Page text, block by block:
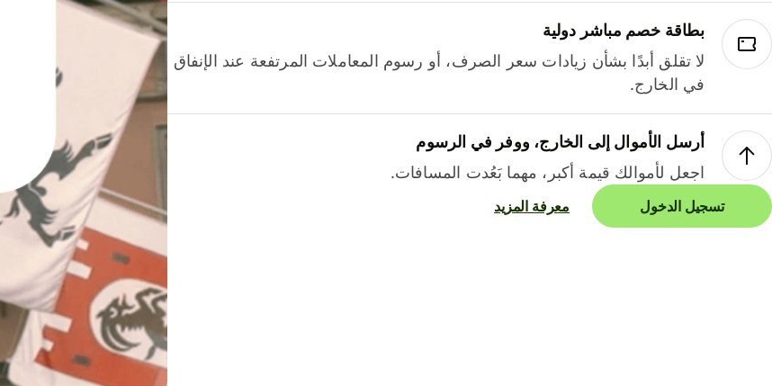
بطاقة خصم مباشر دولية
لا تقلق أبدًا بشأن زيادات سعر الصرف، أو رسوم المعاملات المرتفعة عند الإنفاق
في الخارج.
أرسل الأموال إلى الخارج، ووفر في الرسوم
اجعل لأموالك قيمة أكبر، مهما بَعُدت المسافات.
تسجيل الدخول معرفة المزيد